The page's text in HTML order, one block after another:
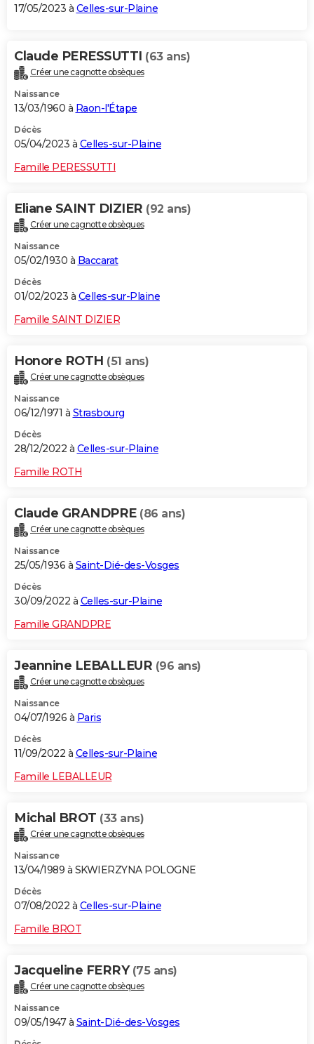
17/05/2023 à Celles-sur-Plaine
Claude PERESSUTTI (63 ans)
Créer une cagnotte obsèques
Naissance
13/03/1960 à Raon-l'Étape
Décès
05/04/2023 à Celles-sur-Plaine
Famille PERESSUTTI
Eliane SAINT DIZIER (92 ans)
Créer une cagnotte obsèques
Naissance
05/02/1930 à Baccarat
Décès
01/02/2023 à Celles-sur-Plaine
Famille SAINT DIZIER
Honore ROTH (51 ans)
Créer une cagnotte obsèques
Naissance
06/12/1971 à Strasbourg
Décès
28/12/2022 à Celles-sur-Plaine
Famille ROTH
Claude GRANDPRE (86 ans)
Créer une cagnotte obsèques
Naissance
25/05/1936 à Saint-Dié-des-Vosges
Décès
30/09/2022 à Celles-sur-Plaine
Famille GRANDPRE
Jeannine LEBALLEUR (96 ans)
Créer une cagnotte obsèques
Naissance
04/07/1926 à Paris
Décès
11/09/2022 à Celles-sur-Plaine
Famille LEBALLEUR
Michal BROT (33 ans)
Créer une cagnotte obsèques
Naissance
13/04/1989 à SKWIERZYNA POLOGNE
Décès
07/08/2022 à Celles-sur-Plaine
Famille BROT
Jacqueline FERRY (75 ans)
Créer une cagnotte obsèques
Naissance
09/05/1947 à Saint-Dié-des-Vosges